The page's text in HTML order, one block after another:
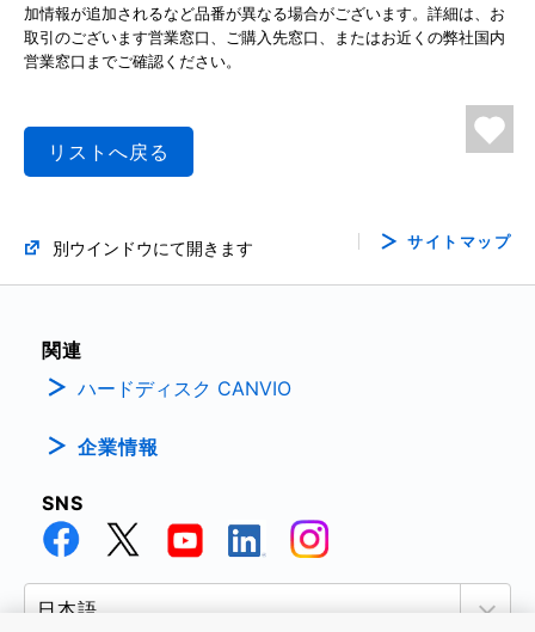
加情報が追加されるなど品番が異なる場合がございます。詳細は、お
取引のございます営業窓口、ご購入先窓口、またはお近くの弊社国内
営業窓口までご確認ください。
リストへ戻る
別ウインドウにて開きます サイトマップ
関連
ハードディスク CANVIO
企業情報
SNS